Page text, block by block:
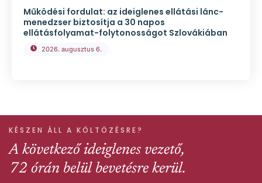
Működési fordulat: az ideiglenes ellátási lánc-
menedzser biztosítja a 30 napos
ellátásfolyamat-folytonosságot Szlovákiában
2026. augusztus 6.
KÉSZEN ÁLL A KÖLTÖZÉSRE?
A következő ideiglenes vezető,
72 órán belül bevetésre kerül.